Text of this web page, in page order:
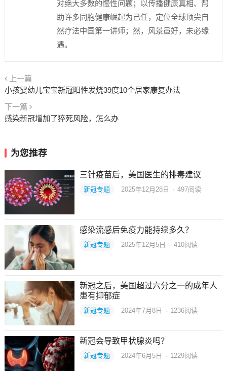
对绝大多数的慢性问题；以传播健康真相、帮
助许多同胞健康崛起为己任，定位全球顶尖自
然疗法中国第一讲师；然，风景虽好，未必缘
遇。
上一篇
小孩婴幼儿宝宝新冠阳性发烧39度10个居家康复办法
下一篇
感染新冠增加了猝死风险，怎么办
为您推荐
三针疫苗后，美国医生的排毒建议
新冠专题 2025年12月28日 · 497阅读
感染流感后免疫力能持续多久？
新冠专题 2025年12月5日 · 410阅读
新冠之后，美国超过六分之一的成年人
患有抑郁症
新冠专题 2024年7月8日 · 1236阅读
新冠会导致甲状腺炎吗？
新冠专题 2024年6月5日 · 1229阅读